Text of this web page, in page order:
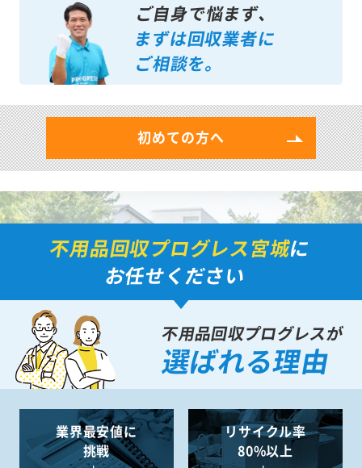
ご自身で悩まず、
まずは回収業者に
ご相談を。
初めての方へ
不用品回収プログレス宮城に
お任せください
不用品回収プログレスが
選ばれる理由
業界最安値に
挑戦
リサイクル率
80%以上